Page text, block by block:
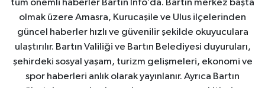
tüm önemli haberler Bartın İnfo’da. Bartın merkez başta
olmak üzere Amasra, Kurucaşile ve Ulus ilçelerinden
güncel haberler hızlı ve güvenilir şekilde okuyuculara
ulaştırılır. Bartın Valiliği ve Bartın Belediyesi duyuruları,
şehirdeki sosyal yaşam, turizm gelişmeleri, ekonomi ve
spor haberleri anlık olarak yayınlanır. Ayrıca Bartın